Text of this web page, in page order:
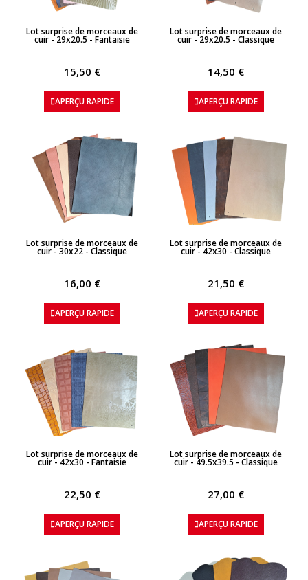
APERÇU RAPIDE
Lot surprise de morceaux de
cuir - 29x20.5 - Fantaisie
15,50 €
APERÇU RAPIDE
APERÇU RAPIDE
Lot surprise de morceaux de
cuir - 29x20.5 - Classique
14,50 €
APERÇU RAPIDE
APERÇU RAPIDE
Lot surprise de morceaux de
cuir - 30x22 - Classique
16,00 €
APERÇU RAPIDE
APERÇU RAPIDE
Lot surprise de morceaux de
cuir - 42x30 - Classique
21,50 €
APERÇU RAPIDE
APERÇU RAPIDE
Lot surprise de morceaux de
cuir - 42x30 - Fantaisie
22,50 €
APERÇU RAPIDE
APERÇU RAPIDE
Lot surprise de morceaux de
cuir - 49.5x39.5 - Classique
27,00 €
APERÇU RAPIDE